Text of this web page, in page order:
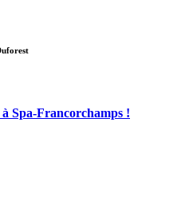
Spa-Francorchamps !